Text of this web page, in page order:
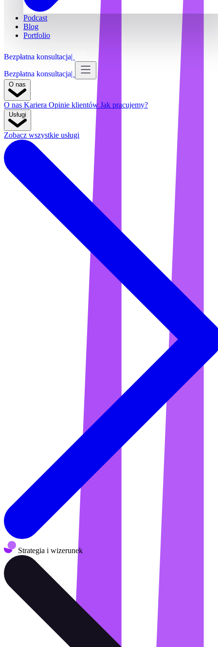
Podcast
Blog
Portfolio
Bezpłatna konsultacja
Bezpłatna konsultacja
O nas Kariera Opinie klientów Jak pracujemy?
Zobacz wszystkie usługi
Strategia i wizerunek